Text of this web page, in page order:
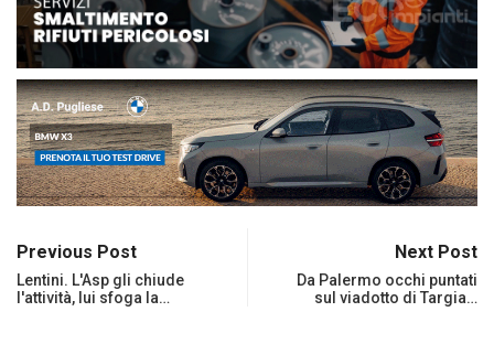
Previous Post
Lentini. L'Asp gli chiude
l'attività, lui sfoga la…
Next Post
Da Palermo occhi puntati
sul viadotto di Targia…